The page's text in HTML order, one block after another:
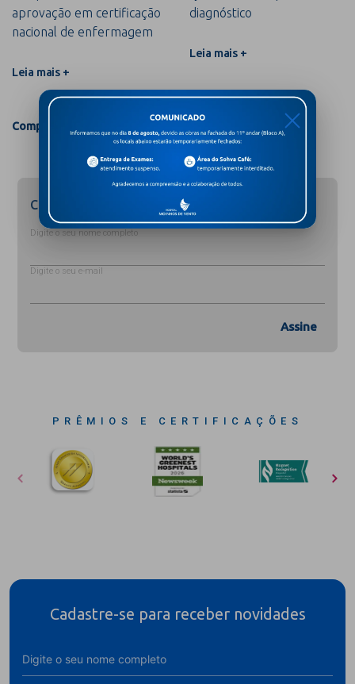
aprovação em certificação
nacional de enfermagem
Leia mais +
diagnóstico
Leia mais +
Compartilhar
Cadastre-se para receber novidades
Digite o seu nome completo
Digite o seu e-mail
Assine
PRÊMIOS E CERTIFICAÇÕES
Cadastre-se para receber novidades
X